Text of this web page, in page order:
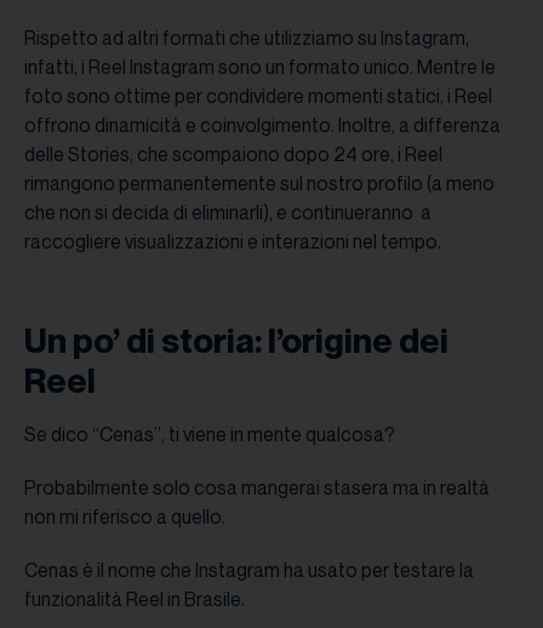
Rispetto ad altri formati che utilizziamo su Instagram,
infatti, i Reel Instagram sono un formato unico. Mentre le
foto sono ottime per condividere momenti statici, i Reel
offrono dinamicità e coinvolgimento. Inoltre, a differenza
delle Stories, che scompaiono dopo 24 ore, i Reel
rimangono permanentemente sul nostro profilo (a meno
che non si decida di eliminarli), e continueranno a
raccogliere visualizzazioni e interazioni nel tempo.
Un po’ di storia: l’origine dei
Reel
Se dico “Cenas”, ti viene in mente qualcosa?
Probabilmente solo cosa mangerai stasera ma in realtà
non mi riferisco a quello.
Cenas è il nome che Instagram ha usato per testare la
funzionalità Reel in Brasile.